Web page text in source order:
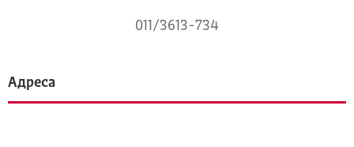
011/3613-734
Адреса